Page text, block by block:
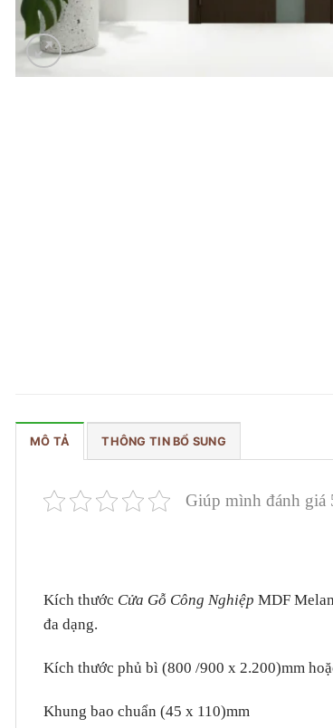
MÔ TẢ THÔNG TIN BỔ SUNG
Giúp mình đánh giá
Kích thước Cửa Gỗ Công Nghiệp MDF
đa dạng.
Kích thước phủ bì (800 /900 x 2.200)mm
Khung bao chuẩn (45 x 110)mm